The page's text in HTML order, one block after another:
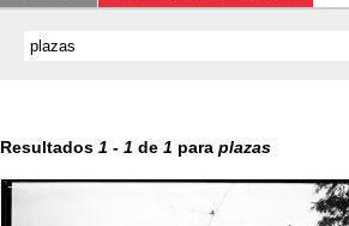
Resultados 1 - 1 de 1 para plazas